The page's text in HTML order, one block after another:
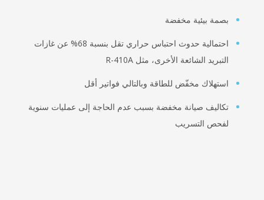
بصمة بيئية مخفضة
احتمالية حدوث احتباس حراري تقل بنسبة 68% عن غازات
التبريد الشائعة الأخرى، مثل R-410A
استهلاك مخفّض للطاقة وبالتالي فواتير أقل
تكاليف صيانة مخفضة بسبب عدم الحاجة إلى عمليات سنوية
لفحص التسريب